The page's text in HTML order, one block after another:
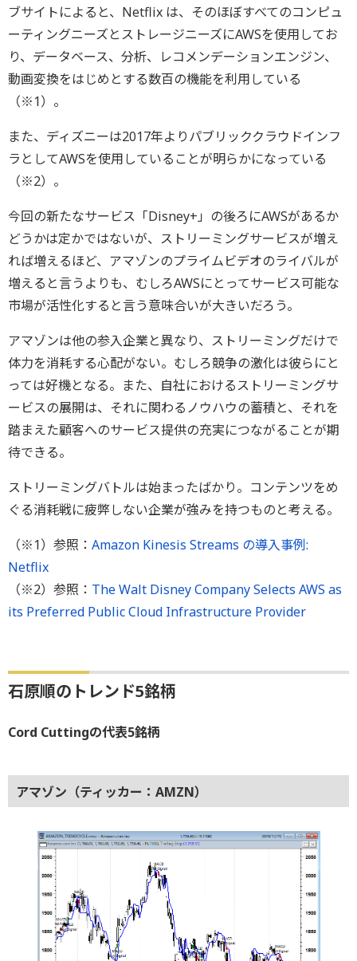
ブサイトによると、Netflix は、そのほぼすべてのコンピュ
ーティングニーズとストレージニーズにAWSを使用してお
り、データベース、分析、レコメンデーションエンジン、
動画変換をはじめとする数百の機能を利用している
（※1）。
また、ディズニーは2017年よりパブリッククラウドインフ
ラとしてAWSを使用していることが明らかになっている
（※2）。
今回の新たなサービス「Disney+」の後ろにAWSがあるか
どうかは定かではないが、ストリーミングサービスが増え
れば増えるほど、アマゾンのプライムビデオのライバルが
増えると言うよりも、むしろAWSにとってサービス可能な
市場が活性化すると言う意味合いが大きいだろう。
アマゾンは他の参入企業と異なり、ストリーミングだけで
体力を消耗する心配がない。むしろ競争の激化は彼らにと
っては好機となる。また、自社におけるストリーミングサ
ービスの展開は、それに関わるノウハウの蓄積と、それを
踏まえた顧客へのサービス提供の充実につながることが期
待できる。
ストリーミングバトルは始まったばかり。コンテンツをめ
ぐる消耗戦に疲弊しない企業が強みを持つものと考える。
（※1）参照： Amazon Kinesis Streams の導入事例:
Netflix
（※2）参照： The Walt Disney Company Selects AWS as
its Preferred Public Cloud Infrastructure Provider
石原順のトレンド5銘柄
Cord Cuttingの代表5銘柄
アマゾン（ティッカー：AMZN）